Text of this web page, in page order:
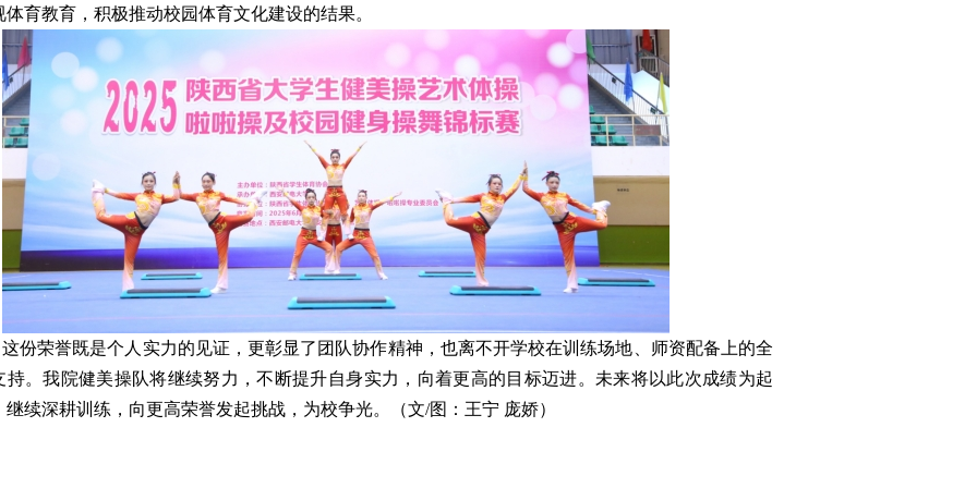
体育教育，积极推动校园体育文化建设的结果。
这份荣誉既是个人实力的见证，更彰显了团队协作精神，也离不开学校在训练场地、师资配备上的全
持。我院健美操队将继续努力，不断提升自身实力，向着更高的目标迈进。未来将以此次成绩为起
继续深耕训练，向更高荣誉发起挑战，为校争光。（文/图：王宁 庞娇）